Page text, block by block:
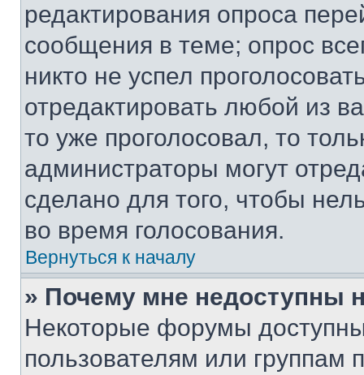
редактирования опроса
сообщения в теме; опрос
никто не успел
отредактировать любой из
то уже проголосовал, то
администраторы могут
сделано для того, чтобы
во время голосования.
Вернуться к началу
» Почему мне недоступны
Некоторые форумы
пользователям или группам